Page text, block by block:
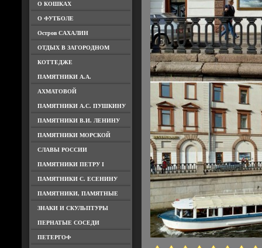
О КОШКАХ
О ФУТБОЛЕ
Остров САХАЛИН
ОТДЫХ В ЗАГОРОДНОМ
КОТТЕДЖЕ
ПАМЯТНИКИ А.А.
АХМАТОВОЙ
ПАМЯТНИКИ А.С. ПУШКИНУ
ПАМЯТНИКИ В.И. ЛЕНИНУ
ПАМЯТНИКИ МОРСКОЙ
СЛАВЫ РОССИИ
ПАМЯТНИКИ ПЕТРУ I
ПАМЯТНИКИ С. ЕСЕНИНУ
ПАМЯТНИКИ, ПАМЯТНЫЕ
ЗНАКИ И СКУЛЬПТУРЫ
ПЕРНАТЫЕ СОСЕДИ
ПЕТЕРГОФ